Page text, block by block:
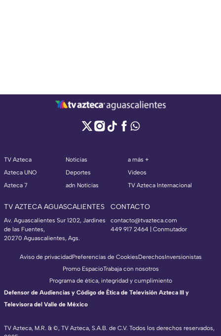
TV Azteca
Azteca UNO
Azteca 7
Noticias
Deportes
adn Noticias
a más +
Videos
TV Azteca Internacional
TV AZTECA AGUASCALIENTES
Av. Aguascalientes Sur 1202, Jardines
de las Fuentes,
20270 Aguascalientes, Ags.
CONTACTO
contacto@tvazteca.com
449 917 2464 | Conmutador
TV Azteca, M.R. & ©, TV Azteca, S.A.B. de C.V. Todos los derechos reservados,
Aviso de privacidadPreferencias de CookiesDerechosInversionistas
Promo EspacioTrabaja con nosotros
Programa de ética, integridad y cumplimiento
Defensor de Audiencias y Código de Ética de Televisión Azteca III y
Televisora del Valle de México